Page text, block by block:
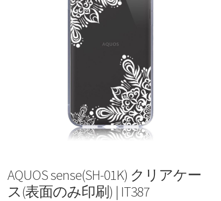
AQUOS sense(SH-01K) クリアケー
ス(表面のみ印刷) | IT387